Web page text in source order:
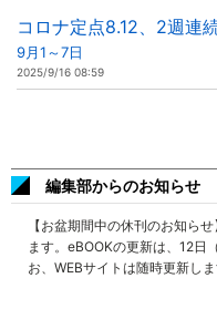
コロナ定点8.12、2週連
9月1～7日
2025/9/16 08:59
編集部からのお知らせ
【お盆期間中の休刊のお知ら
ます。eBOOKの更新は、12日
お、WEBサイトは随時更新しま